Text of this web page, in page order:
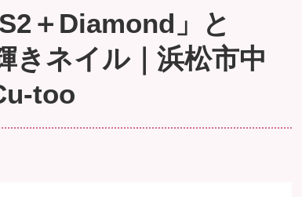
＋Diamond」と
きネイル｜浜松市中
too